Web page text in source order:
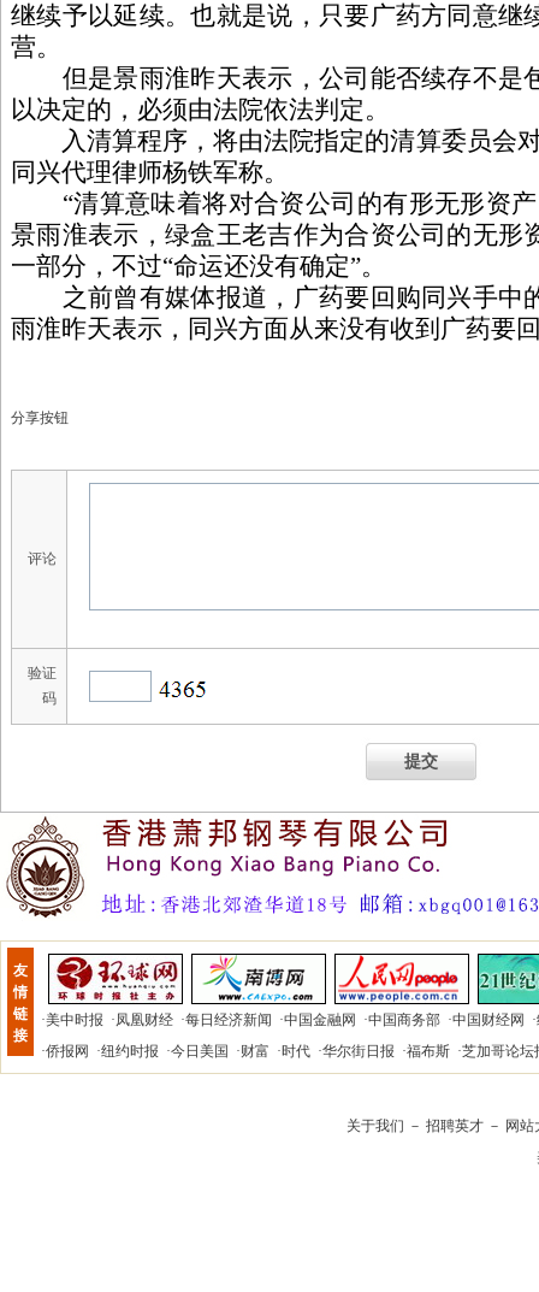
继续予以延续。也就是说，只要广药方同意继
营。
但是景雨淮昨天表示，公司能否续存不是
以决定的，必须由法院依法判定。
入清算程序，将由法院指定的清算委员会对
同兴代理律师杨铁军称。
“清算意味着将对合资公司的有形无形资产
景雨淮表示，绿盒王老吉作为合资公司的无形
一部分，不过“命运还没有确定”。
之前曾有媒体报道，广药要回购同兴手中
雨淮昨天表示，同兴方面从来没有收到广药要
分享按钮
评论
验证
码
提交
友
情
链
接
·美中时报 ·凤凰财经 ·每日经济新闻 ·中国金融网 ·中国商务部 ·中国财经网 ·
·侨报网 ·纽约时报 ·今日美国 ·财富 ·时代 ·华尔街日报 ·福布斯 ·芝加哥论坛
关于我们 － 招聘英才 － 网站